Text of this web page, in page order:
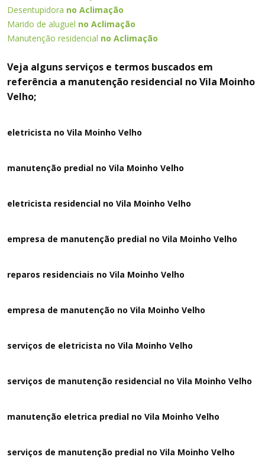
Desentupidora no Aclimação
Marido de aluguel no Aclimação
Manutenção residencial no Aclimação
Veja alguns serviços e termos buscados em
referência a manutenção residencial no Vila Moinho
Velho;
eletricista no Vila Moinho Velho
manutenção predial no Vila Moinho Velho
eletricista residencial no Vila Moinho Velho
empresa de manutenção predial no Vila Moinho Velho
reparos residenciais no Vila Moinho Velho
empresa de manutenção no Vila Moinho Velho
serviços de eletricista no Vila Moinho Velho
serviços de manutenção residencial no Vila Moinho Velho
manutenção eletrica predial no Vila Moinho Velho
serviços de manutenção predial no Vila Moinho Velho